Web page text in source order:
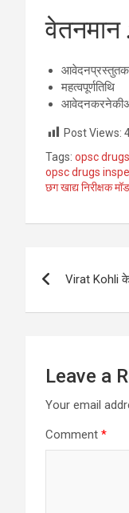
वेतनमान
महत्वपूर्णतिथि
Post Views:
Tags: opsc
opsc drugs
छग खाद्य निरीक्षक
navigation
Virat Kohli के
Leave a
Your email
Comment *